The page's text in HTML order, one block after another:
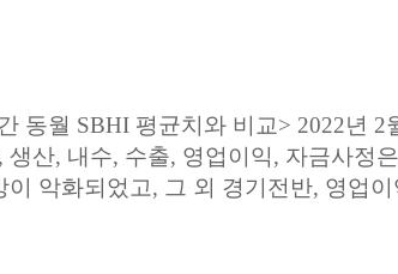
동월 SBHI 평균치와 비교> 2022년 2
, 생산, 내수, 수출, 영업이익, 자금사정은
악화되었고, 그 외 경기전반, 영업이